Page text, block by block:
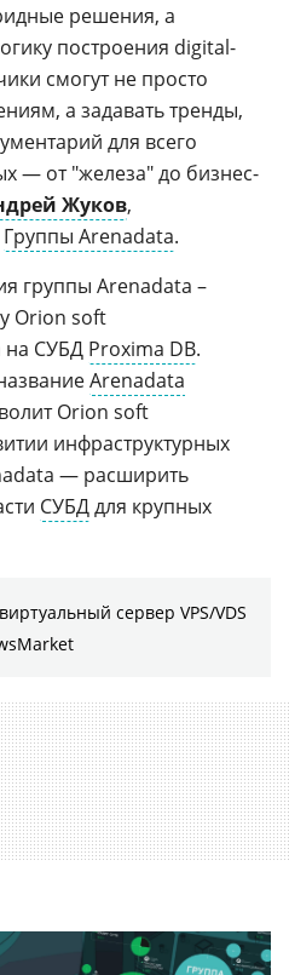
решения, а
построения digital-
смогут не просто
а задавать тренды,
для всего
— от "железа" до бизнес-
Жуков,
Группы Arenadata.
группы Arenadata –
Orion soft
на СУБД Proxima DB.
Arenadata
Orion soft
инфраструктурных
— расширить
СУБДдля крупных
сервер VPS/VDS